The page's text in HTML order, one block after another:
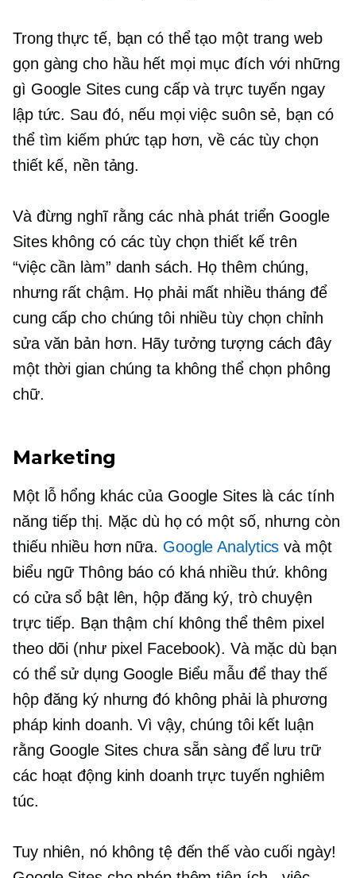
Trong thực tế, bạn có thể tạo một trang web
gọn gàng cho hầu hết mọi mục đích với những
gì Google Sites cung cấp và trực tuyến ngay
lập tức. Sau đó, nếu mọi việc suôn sẻ, bạn có
thể tìm kiếm phức tạp hơn, về các tùy chọn
thiết kế, nền tảng.
Và đừng nghĩ rằng các nhà phát triển Google
Sites không có các tùy chọn thiết kế trên
“việc cần làm” danh sách. Họ thêm chúng,
nhưng rất chậm. Họ phải mất nhiều tháng để
cung cấp cho chúng tôi nhiều tùy chọn chỉnh
sửa văn bản hơn. Hãy tưởng tượng cách đây
một thời gian chúng ta không thể chọn phông
chữ.
Marketing
Một lỗ hổng khác của Google Sites là các tính
năng tiếp thị. Mặc dù họ có một số, nhưng còn
thiếu nhiều hơn nữa. Google Analytics và một
biểu ngữ Thông báo có khá nhiều thứ. không
có cửa sổ bật lên, hộp đăng ký, trò chuyện
trực tiếp. Bạn thậm chí không thể thêm pixel
theo dõi (như pixel Facebook). Và mặc dù bạn
có thể sử dụng Google Biểu mẫu để thay thế
hộp đăng ký nhưng đó không phải là phương
pháp kinh doanh. Vì vậy, chúng tôi kết luận
rằng Google Sites chưa sẵn sàng để lưu trữ
các hoạt động kinh doanh trực tuyến nghiêm
túc.
Tuy nhiên, nó không tệ đến thế vào cuối ngày!